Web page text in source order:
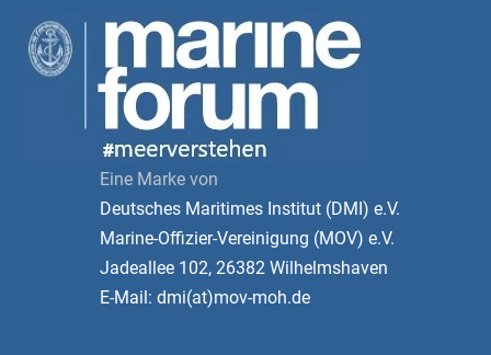
Eine Marke von
Deutsches Maritimes Institut (DMI) e.V.
Marine-Offizier-Vereinigung (MOV) e.V.
Jadeallee 102, 26382 Wilhelmshaven
E-Mail: dmi(at)mov-moh.de